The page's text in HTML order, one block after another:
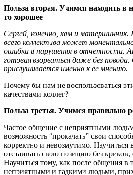
Польза вторая. Учимся находить в
то хорошее
Сергей, конечно, хам и матершинник.
всего коллектива может
ошибки и нарушения в отчетности.
готовая взорваться даже без повода.
прислушивается именно к ее мнению.
Почему бы нам не воспользоваться
качествами коллег?
Польза третья. Учимся правильно
Частое общение с неприятными
возможность “прокачать” свои
корректно и невозмутимо. Научиться
отстаивать свою позицию без криков,
Научиться тому, как после общения в
неприятными и гадкими людьми,